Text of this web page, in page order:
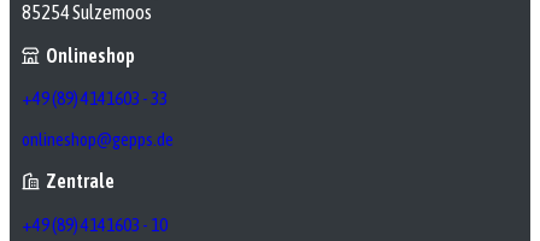
85254 Sulzemoos
Onlineshop
+49 (89) 4141603 - 33
onlineshop@gepps.de
Zentrale
+49 (89) 4141603 - 10